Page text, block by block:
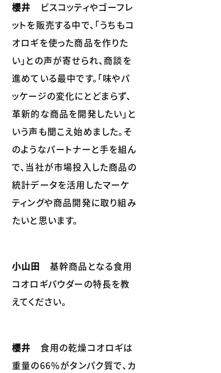
櫻井 ビスコッティやゴーフレ
ットを販売する中で、「うちもコ
オロギを使った商品を作りた
い」との声が寄せられ、商談を
進めている最中です。「味やパ
ッケージの変化にとどまらず、
革新的な商品を開発したい」と
いう声も聞こえ始めました。そ
のようなパートナーと手を組ん
で、当社が市場投入した商品の
統計データを活用したマーケ
ティングや商品開発に取り組み
たいと思います。
小山田
基幹商品となる食用
コオロギパウダーの特長を教
えてください。
櫻井 食用の乾燥コオロギは
重量の66％がタンパク質で、カ